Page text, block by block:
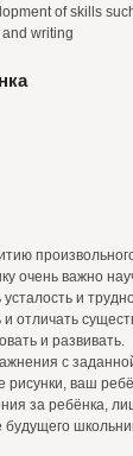
of skills
writing
очень важно
и
отличать
и развивать.
с
рисунки, ваш
за ребёнка,